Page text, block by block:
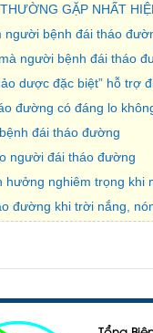
GẶP NHẤT
người bệnh đái tháo
người bệnh đái tháo
dược đặc biệt” hỗ trợ
đường có đáng lo
đái tháo đường
người đái tháo đường
hưởng nghiêm trọng khi
đường khi trời nắng,